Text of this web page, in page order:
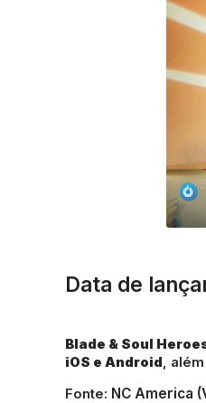
Data de
Blade & Soul
iOS e Android,
Fonte: NC America